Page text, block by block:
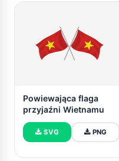
Powiewająca flaga
przyjaźni Wietnamu
SVG PNG